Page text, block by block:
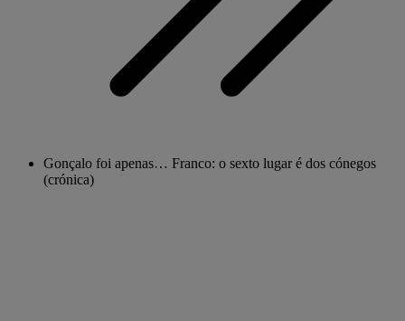
Gonçalo foi apenas… Franco: o sexto lugar é dos cónegos
(crónica)